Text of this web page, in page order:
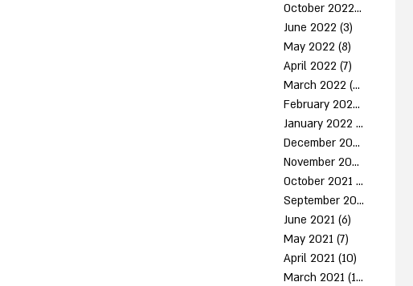
October 2022(7)
June 2022 (3)
May 2022 (8)
April 2022 (7)
March 2022 (10)
February 2022
January 2022 (6)
December 2021
November 2021
October 2021 (5)
September 2021
June 2021 (6)
May 2021 (7)
April 2021 (10)
March 2021 (10)